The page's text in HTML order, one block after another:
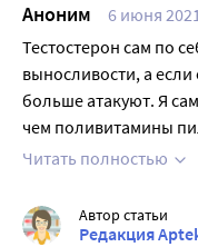
появляется
стимулирует, что
три месяца пить, но
приема.
Аноним
6 июня
Тестостерон сам по
выносливости, а
больше атакуют. Я
чем поливитамины
экстракт
Селен и цинк
поддерживают его в
Читать полностью
Автор статьи
Редакция